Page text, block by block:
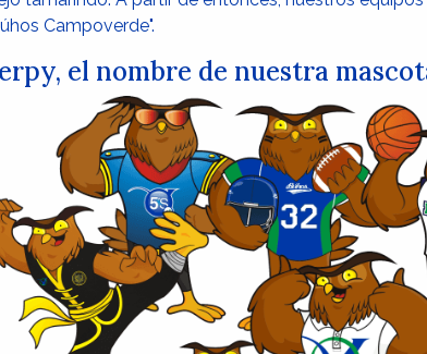
Campoverde".
el nombre de nuestra